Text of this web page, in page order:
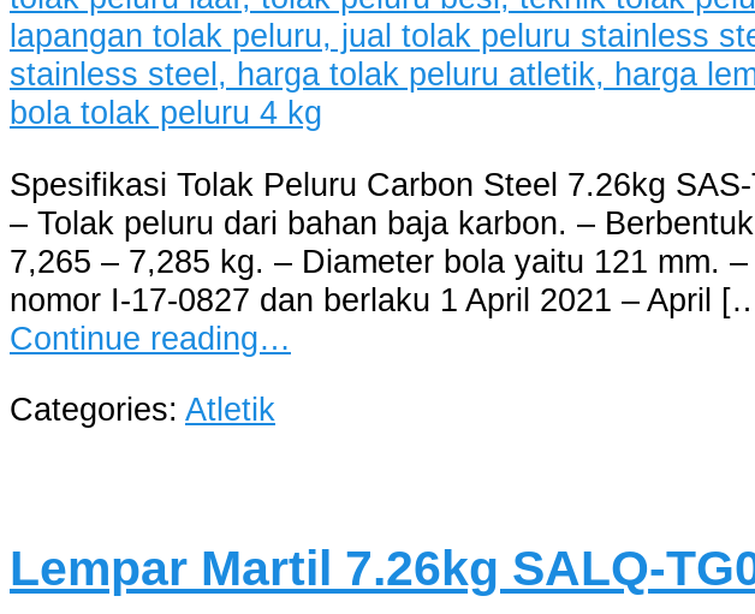
Spesifikasi Tolak Peluru Carbon Steel 7.26kg
– Tolak peluru dari bahan baja karbon. –
7,265 – 7,285 kg. – Diameter bola yaitu 121 mm.
nomor I-17-0827 dan berlaku 1 April 2021 – April
Continue reading…
Categories: Atletik
Lempar Martil 7.26kg SALQ-